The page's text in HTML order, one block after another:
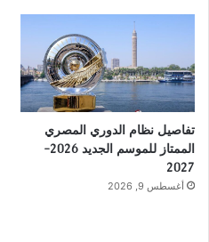
تفاصيل نظام الدوري المصري
الممتاز للموسم الجديد 2026-
2027
أغسطس 9, 2026